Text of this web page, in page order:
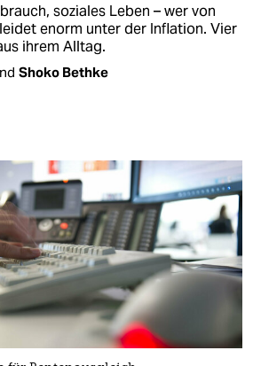
soziales Leben – wer von
enorm unter der Inflation. Vier
ihrem Alltag.
Shoko Bethke